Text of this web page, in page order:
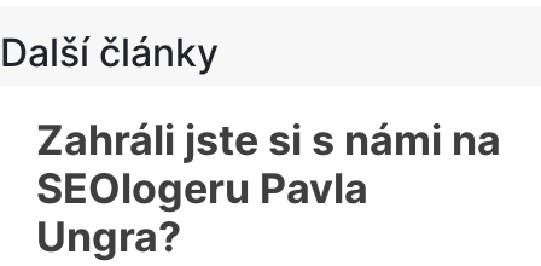
Další články
Zahráli jste si s námi na
SEOlogeru Pavla
Ungra?